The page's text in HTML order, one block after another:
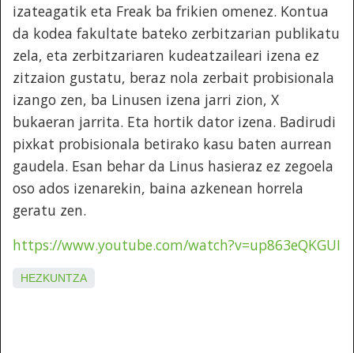
izateagatik eta Freak ba frikien omenez. Kontua
da kodea fakultate bateko zerbitzarian publikatu
zela, eta zerbitzariaren kudeatzaileari izena ez
zitzaion gustatu, beraz nola zerbait probisionala
izango zen, ba Linusen izena jarri zion, X
bukaeran jarrita. Eta hortik dator izena. Badirudi
pixkat probisionala betirako kasu baten aurrean
gaudela. Esan behar da Linus hasieraz ez zegoela
oso ados izenarekin, baina azkenean horrela
geratu zen.
https://www.youtube.com/watch?v=up863eQKGUI
HEZKUNTZA